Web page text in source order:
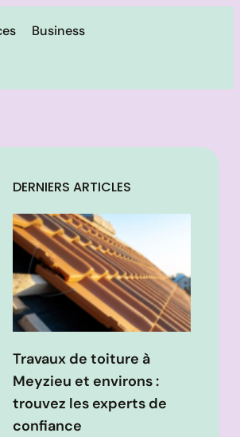
Business
DERNIERS ARTICLES
Travaux de toiture à
Meyzieu et environs :
trouvez les experts de
confiance